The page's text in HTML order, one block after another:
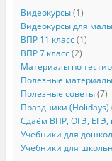
Видеокурсы(1)
Видеокурсы для
ВПР 11 класс(1)
ВПР 7 класс(2)
Материалы по
Полезные материалы
Полезные советы(7)
Праздники (Holidays)
Сдаём ВПР, ОГЭ, ЕГЭ,
Учебники для
Учебники для